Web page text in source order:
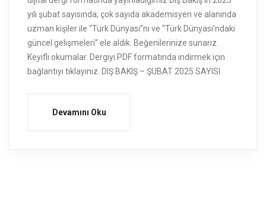
yılı şubat sayısında; çok sayıda akademisyen ve alanında
uzman kişiler ile “Türk Dünyası”nı ve “Türk Dünyası’ndaki
güncel gelişmeleri” ele aldık. Beğenilerinize sunarız.
Keyifli okumalar. Dergiyi PDF formatında indirmek için
bağlantıyı tıklayınız. DIŞ BAKIŞ – ŞUBAT 2025 SAYISI
Devamını Oku